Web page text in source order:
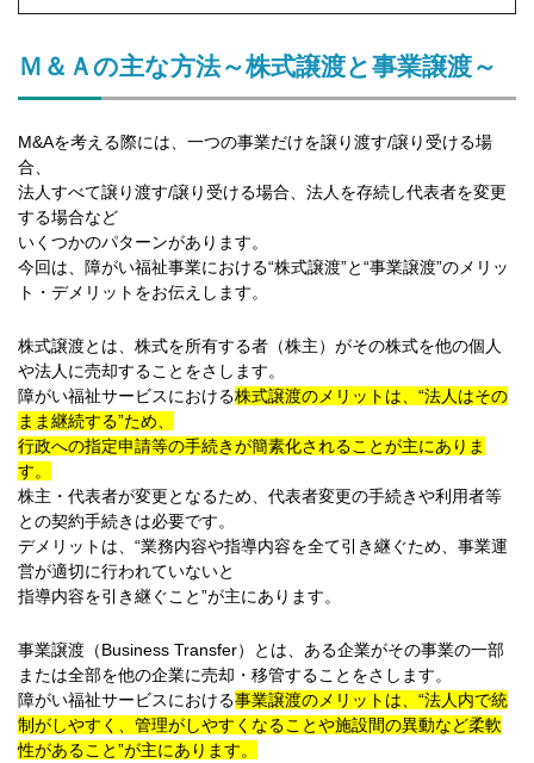
Ｍ＆Ａの主な方法～株式譲渡と事業譲渡～
M&Aを考える際には、一つの事業だけを譲り渡す/譲り受ける場
合、
法人すべて譲り渡す/譲り受ける場合、法人を存続し代表者を変更
する場合など
いくつかのパターンがあります。
今回は、障がい福祉事業における“株式譲渡”と“事業譲渡”のメリッ
ト・デメリットをお伝えします。
株式譲渡とは、株式を所有する者（株主）がその株式を他の個人
や法人に売却することをさします。
障がい福祉サービスにおける株式譲渡のメリットは、“法人はその
まま継続する”ため、
行政への指定申請等の手続きが簡素化されることが主にありま
す。
株主・代表者が変更となるため、代表者変更の手続きや利用者等
との契約手続きは必要です。
デメリットは、“業務内容や指導内容を全て引き継ぐため、事業運
営が適切に行われていないと
指導内容を引き継ぐこと”が主にあります。
事業譲渡（Business Transfer）とは、ある企業がその事業の一部
または全部を他の企業に売却・移管することをさします。
障がい福祉サービスにおける事業譲渡のメリットは、“法人内で統
制がしやすく、管理がしやすくなることや施設間の異動など柔軟
性があること”が主にあります。